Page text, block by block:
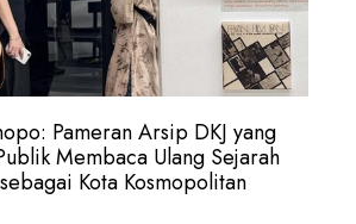
Pameran Arsip DKJ yang
Membaca Ulang Sejarah
Kota Kosmopolitan